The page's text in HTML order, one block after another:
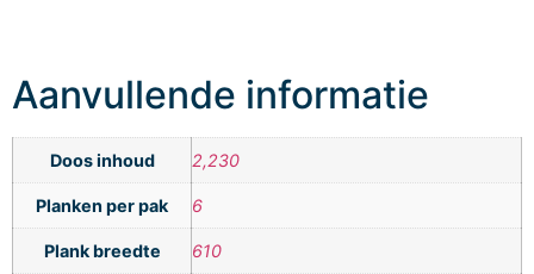
Aanvullende informatie
Doos inhoud 2,230
Planken per pak 6
Plank breedte 610